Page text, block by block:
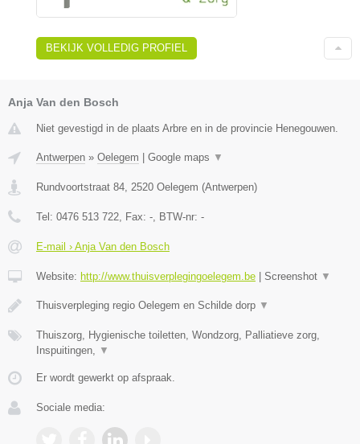
BEKIJK VOLLEDIG PROFIEL
Anja Van den Bosch
Niet gevestigd in de plaats Arbre en in de provincie Henegouwen.
Antwerpen » Oelegem Google maps ▼
Rundvoortstraat 84 2520 Oelegem (Antwerpen)
Tel: 0476 513 722 , Fax: - , BTW-nr: -
E-mail › Anja Van den Bosch
Website: http://www.thuisverplegingoelegem.be Screenshot ▼
Thuisverpleging regio Oelegem en Schilde dorp ▼
Thuiszorg, Hygienische toiletten, Wondzorg, Palliatieve zorg,
Inspuitingen,
▼
Er wordt gewerkt op afspraak.
Sociale media: